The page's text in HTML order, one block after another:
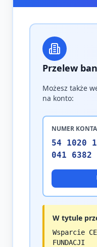
Przelew
Możesz także
na konto:
NUMER KONTA
54 1020
041 6382
W tytule
Wsparcie
FUNDACJI